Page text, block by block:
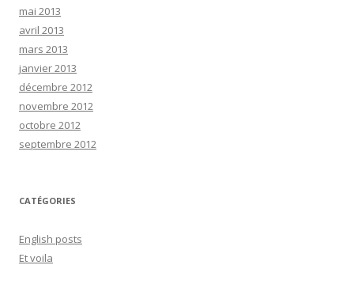
mai 2013
avril 2013
mars 2013
janvier 2013
décembre 2012
novembre 2012
octobre 2012
septembre 2012
CATÉGORIES
English posts
Et voila